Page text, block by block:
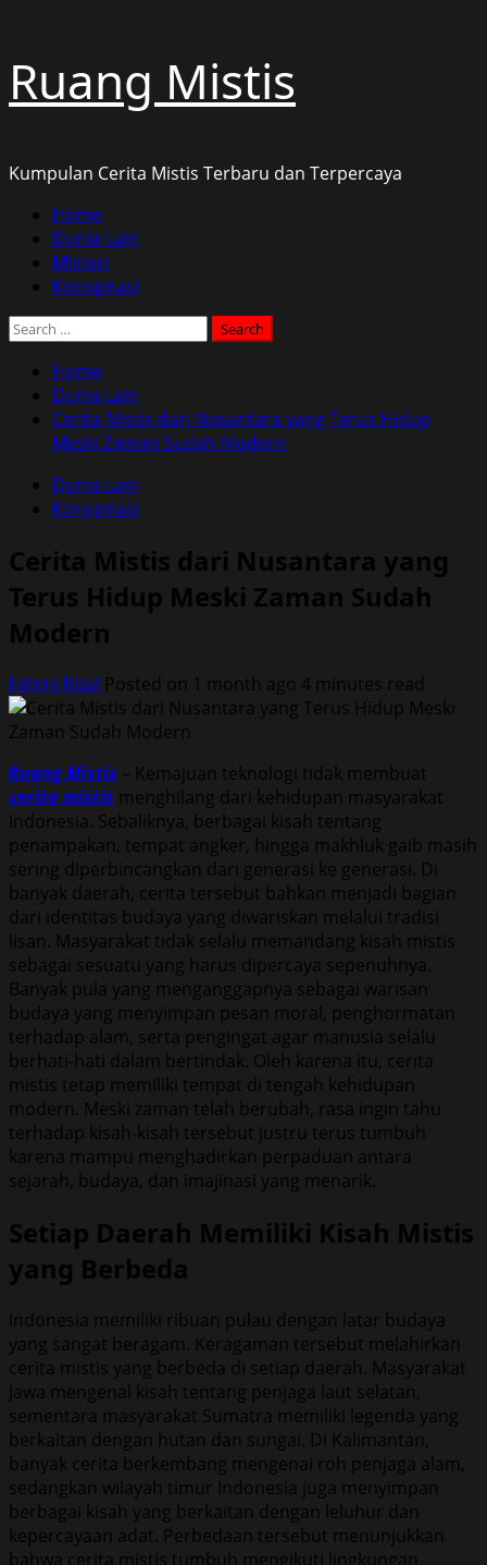
to
content
Ruang Mistis
Kumpulan Cerita Mistis Terbaru dan Terpercaya
Primary
Menu
Home
Dunia Lain
Misteri
Konspirasi
Search
Home
Dunia Lain
Cerita Mistis dari Nusantara yang Terus Hidup
Meski Zaman Sudah Modern
Dunia Lain
Konspirasi
Cerita Mistis dari Nusantara yang
Terus Hidup Meski Zaman Sudah
Modern
Fahmi Rizal Posted on 1 month ago 4 minutes read
Ruang Mistis – Kemajuan teknologi tidak membuat
cerita mistis menghilang dari kehidupan masyarakat
Indonesia. Sebaliknya, berbagai kisah tentang
penampakan, tempat angker, hingga makhluk gaib masih
sering diperbincangkan dari generasi ke generasi. Di
banyak daerah, cerita tersebut bahkan menjadi bagian
dari identitas budaya yang diwariskan melalui tradisi
lisan. Masyarakat tidak selalu memandang kisah mistis
sebagai sesuatu yang harus dipercaya sepenuhnya.
Banyak pula yang menganggapnya sebagai warisan
budaya yang menyimpan pesan moral, penghormatan
terhadap alam, serta pengingat agar manusia selalu
berhati-hati dalam bertindak. Oleh karena itu, cerita
mistis tetap memiliki tempat di tengah kehidupan
modern. Meski zaman telah berubah, rasa ingin tahu
terhadap kisah-kisah tersebut justru terus tumbuh
karena mampu menghadirkan perpaduan antara
sejarah, budaya, dan imajinasi yang menarik.
Setiap Daerah Memiliki Kisah Mistis
yang Berbeda
Indonesia memiliki ribuan pulau dengan latar budaya
yang sangat beragam. Keragaman tersebut melahirkan
cerita mistis yang berbeda di setiap daerah. Masyarakat
Jawa mengenal kisah tentang penjaga laut selatan,
sementara masyarakat Sumatra memiliki legenda yang
berkaitan dengan hutan dan sungai. Di Kalimantan,
banyak cerita berkembang mengenai roh penjaga alam,
sedangkan wilayah timur Indonesia juga menyimpan
berbagai kisah yang berkaitan dengan leluhur dan
kepercayaan adat. Perbedaan tersebut menunjukkan
bahwa cerita mistis tumbuh mengikuti lingkungan,